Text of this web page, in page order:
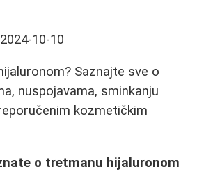
2024-10-10
Saznajte sve o
nuspojavama, sminkanju
kozmetičkim
o tretmanu hijaluronom